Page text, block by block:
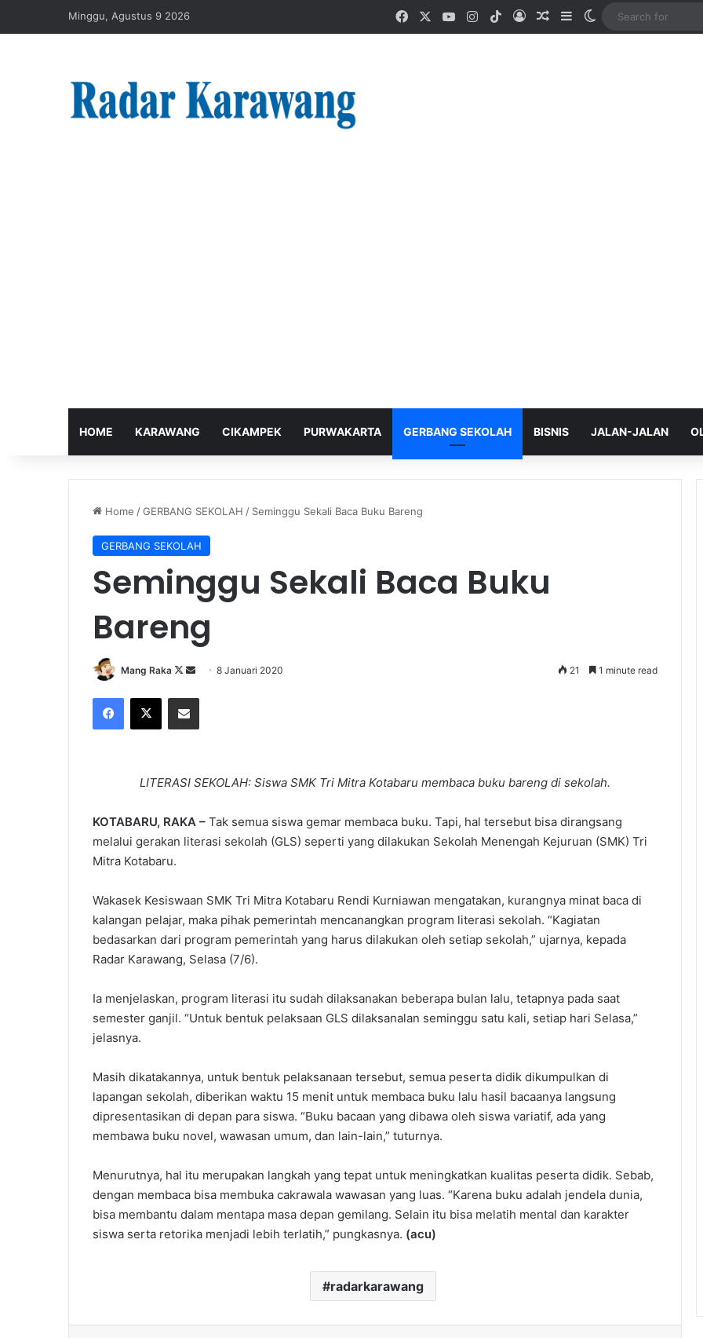
Minggu, Agustus 9 2026 FacebookYouTubeInstagram
TikTokLog InRandom Article
SidebarSwitch skin
HOME KARAWANG CIKAMPEK PURWAKARTA GERBANG SEKOLAH BISNIS JALAN-JALAN
Home /GERBANG SEKOLAH / Seminggu Sekali Baca Buku Bareng
GERBANG SEKOLAH
Seminggu Sekali Baca Buku
Bareng
Mang Raka
Follow
X
Send8 Januari 2020 21 1 minute read
Facebook
X Share via Email
LITERASI SEKOLAH: Siswa SMK Tri Mitra Kotabaru membaca buku bareng di sekolah.
KOTABARU, RAKA – Tak semua siswa gemar membaca buku. Tapi, hal tersebut bisa dirangsang
melalui gerakan literasi sekolah (GLS) seperti yang dilakukan Sekolah Menengah Kejuruan (SMK) Tri
Mitra Kotabaru.
Wakasek Kesiswaan SMK Tri Mitra Kotabaru Rendi Kurniawan mengatakan, kurangnya minat baca di
kalangan pelajar, maka pihak pemerintah mencanangkan program literasi sekolah. “Kagiatan
bedasarkan dari program pemerintah yang harus dilakukan oleh setiap sekolah,” ujarnya, kepada
Radar Karawang, Selasa (7/6).
Ia menjelaskan, program literasi itu sudah dilaksanakan beberapa bulan lalu, tetapnya pada saat
semester ganjil. “Untuk bentuk pelaksaan GLS dilaksanalan seminggu satu kali, setiap hari Selasa,”
jelasnya.
Masih dikatakannya, untuk bentuk pelaksanaan tersebut, semua peserta didik dikumpulkan di
lapangan sekolah, diberikan waktu 15 menit untuk membaca buku lalu hasil bacaanya langsung
dipresentasikan di depan para siswa. “Buku bacaan yang dibawa oleh siswa variatif, ada yang
membawa buku novel, wawasan umum, dan lain-lain,” tuturnya.
Menurutnya, hal itu merupakan langkah yang tepat untuk meningkatkan kualitas peserta didik. Sebab,
dengan membaca bisa membuka cakrawala wawasan yang luas. “Karena buku adalah jendela dunia,
bisa membantu dalam mentapa masa depan gemilang. Selain itu bisa melatih mental dan karakter
siswa serta retorika menjadi lebih terlatih,” pungkasnya. (acu)
radarkarawang